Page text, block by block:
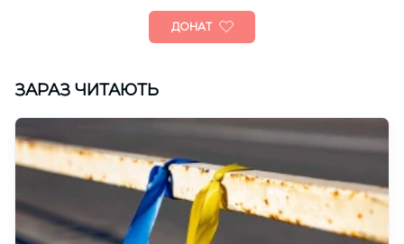
ДОНАТ
ЗАРАЗ ЧИТАЮТЬ